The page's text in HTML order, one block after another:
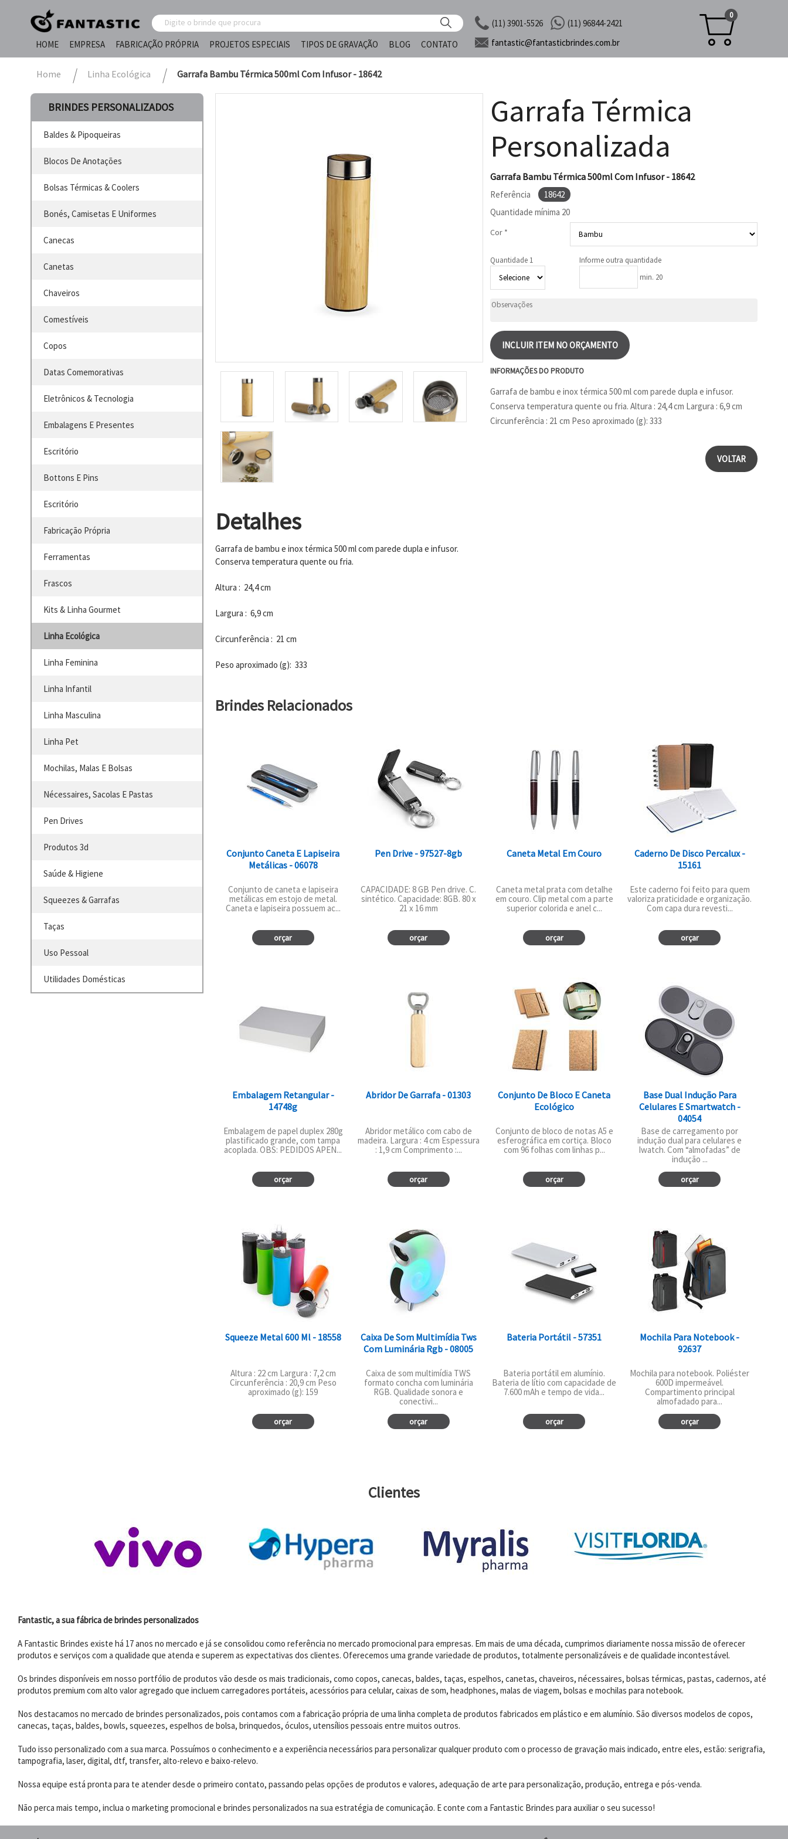
(11) 3901-5526
(11) 96844-2421
HOME
EMPRESA FABRICAÇÃO PRÓPRIA PROJETOS ESPECIAIS TIPOS DE GRAVAÇÃO BLOG CONTATO fantastic@fantasticbrindes.com.br
0
Home Linha Ecológica Garrafa Bambu Térmica 500ml Com Infusor - 18642
BRINDES PERSONALIZADOS
Baldes & Pipoqueiras
Blocos De Anotações
Bolsas Térmicas & Coolers
Bonés, Camisetas E Uniformes
Canecas
Canetas
Chaveiros
Comestíveis
Copos
Datas Comemorativas
Eletrônicos & Tecnologia
Embalagens E Presentes
Escritório
Bottons E Pins
Escritório
Fabricação Própria
Ferramentas
Frascos
Kits & Linha Gourmet
Linha Ecológica
Linha Feminina
Linha Infantil
Linha Masculina
Linha Pet
Mochilas, Malas E Bolsas
Nécessaires, Sacolas E Pastas
Pen Drives
Produtos 3d
Saúde & Higiene
Squeezes & Garrafas
Taças
Uso Pessoal
Utilidades Domésticas
Detalhes
Garrafa de bambu e inox térmica 500 ml com parede dupla e infusor.
Conserva temperatura quente ou fria.
Altura : 24,4 cm
Largura : 6,9 cm
Circunferência : 21 cm
Peso aproximado (g): 333
Garrafa Térmica
Personalizada
Garrafa Bambu Térmica 500ml Com Infusor - 18642
Referência
18642
Quantidade mínima 20
Cor *
Quantidade 1
Informe outra quantidade
min. 20
INCLUIR ITEM NO ORÇAMENTO
INFORMAÇÕES DO PRODUTO
Garrafa de bambu e inox térmica 500 ml com parede dupla e infusor.
Conserva temperatura quente ou fria. Altura : 24,4 cm Largura : 6,9 cm
Circunferência : 21 cm Peso aproximado (g): 333
VOLTAR
Brindes Relacionados
Conjunto Caneta E Lapiseira
Metálicas - 06078
Conjunto de caneta e lapiseira
metálicas em estojo de metal.
Caneta e lapiseira possuem ac...
orçar
Pen Drive - 97527-8gb
CAPACIDADE: 8 GB Pen drive. C.
sintético. Capacidade: 8GB. 80 x
21 x 16 mm
orçar
Caneta Metal Em Couro
Caneta metal prata com detalhe
em couro. Clip metal com a parte
superior colorida e anel c...
orçar
Caderno De Disco Percalux -
15161
Este caderno foi feito para quem
valoriza praticidade e organização.
Com capa dura revesti...
orçar
Embalagem Retangular -
14748g
Embalagem de papel duplex 280g
plastificado grande, com tampa
acoplada. OBS: PEDIDOS APEN...
orçar
Abridor De Garrafa - 01303
Abridor metálico com cabo de
madeira. Largura : 4 cm Espessura
: 1,9 cm Comprimento :...
orçar
Conjunto De Bloco E Caneta
Ecológico
Conjunto de bloco de notas A5 e
esferográfica em cortiça. Bloco
com 96 folhas com linhas p...
orçar
Base Dual Indução Para
Celulares E Smartwatch -
04054
Base de carregamento por
indução dual para celulares e
Iwatch. Com “almofadas” de
indução ...
orçar
Squeeze Metal 600 Ml - 18558
Altura : 22 cm Largura : 7,2 cm
Circunferência : 20,9 cm Peso
aproximado (g): 159
orçar
Caixa De Som Multimídia Tws
Com Luminária Rgb - 08005
Caixa de som multimídia TWS
formato concha com luminária
RGB. Qualidade sonora e
conectivi...
orçar
Bateria Portátil - 57351
Bateria portátil em alumínio.
Bateria de lítio com capacidade de
7.600 mAh e tempo de vida...
orçar
Mochila Para Notebook -
92637
Mochila para notebook. Poliéster
600D impermeável.
Compartimento principal
almofadado para...
orçar
Clientes
Fantastic, a sua fábrica de brindes personalizados
A Fantastic Brindes existe há 17 anos no mercado e já se consolidou como referência no mercado promocional para empresas. Em mais de uma década, cumprimos diariamente nossa missão de oferecer
produtos e serviços com a qualidade que atenda e superem as expectativas dos clientes. Oferecemos uma grande variedade de produtos, totalmente personalizáveis e de qualidade incontestável.
Os brindes disponíveis em nosso portfólio de produtos vão desde os mais tradicionais, como copos, canecas, baldes, taças, espelhos, canetas, chaveiros, nécessaires, bolsas térmicas, pastas, cadernos, até
produtos premium com alto valor agregado que incluem carregadores portáteis, acessórios para celular, caixas de som, headphones, malas de viagem, bolsas e mochilas para notebook.
Nos destacamos no mercado de brindes personalizados, pois contamos com a fabricação própria de uma linha completa de produtos fabricados em plástico e em alumínio. São diversos modelos de copos,
canecas, taças, baldes, bowls, squeezes, espelhos de bolsa, brinquedos, óculos, utensílios pessoais entre muitos outros.
Tudo isso personalizado com a sua marca. Possuímos o conhecimento e a experiência necessários para personalizar qualquer produto com o processo de gravação mais indicado, entre eles, estão: serigrafia,
tampografia, laser, digital, dtf, transfer, alto-relevo e baixo-relevo.
Nossa equipe está pronta para te atender desde o primeiro contato, passando pelas opções de produtos e valores, adequação de arte para personalização, produção, entrega e pós-venda.
Não perca mais tempo, inclua o marketing promocional e brindes personalizados na sua estratégia de comunicação. E conte com a Fantastic Brindes para auxiliar o seu sucesso!